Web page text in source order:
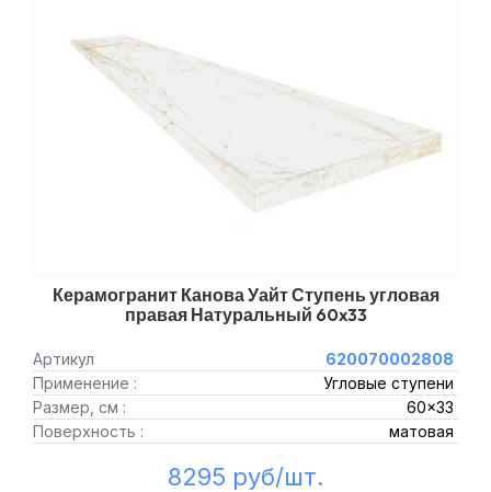
Керамогранит Канова Уайт Ступень угловая
правая Натуральный 60x33
Артикул
620070002808
Применение :
Угловые ступени
Размер, см :
60x33
Поверхность :
матовая
8295 руб/шт.